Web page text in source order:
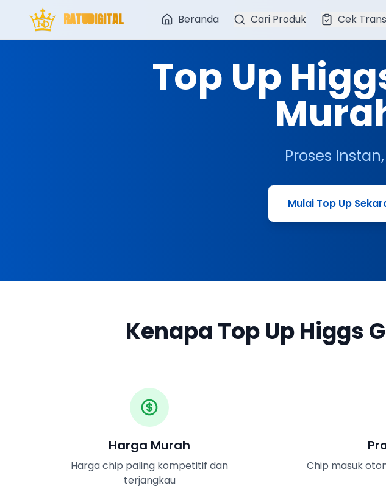
RATUDIGITAL Beranda Cari Produk Cek
Top Up
Proses
Mulai Top Up
Kenapa Top Up Higgs
Harga Murah
Harga chip paling kompetitif dan
terjangkau
Chip masuk